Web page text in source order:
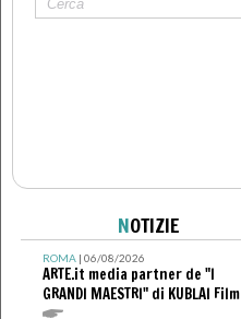
NOTIZIE
ROMA| 06/08/2026
ARTE.it media partner de "I
GRANDI MAESTRI" di KUBLAI Film